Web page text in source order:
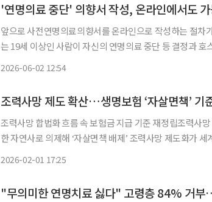
'연명의료 중단' 의향서 작성, 온라인에서도
앞으로 사전연명의료의향서를 온라인으로 작성하는 절차
는 19세 이상인 사람이 자신의 연명의료 중단 등 결정과 호
2026-06-02 12:54
조력사망 제도 확산…생명보험 ‘자살면책’ 기
조력사망 합법화 흐름 속 보험금 지급 기준 재정립조력사
한 자연사로 의제해 ‘자살면책 배제’ 조력사망 제도화가 세계적으로 확산되면서 생명보험 실
2026-02-01 17:25
"무의미한 연명치료 싫다" 고령층 84% 거